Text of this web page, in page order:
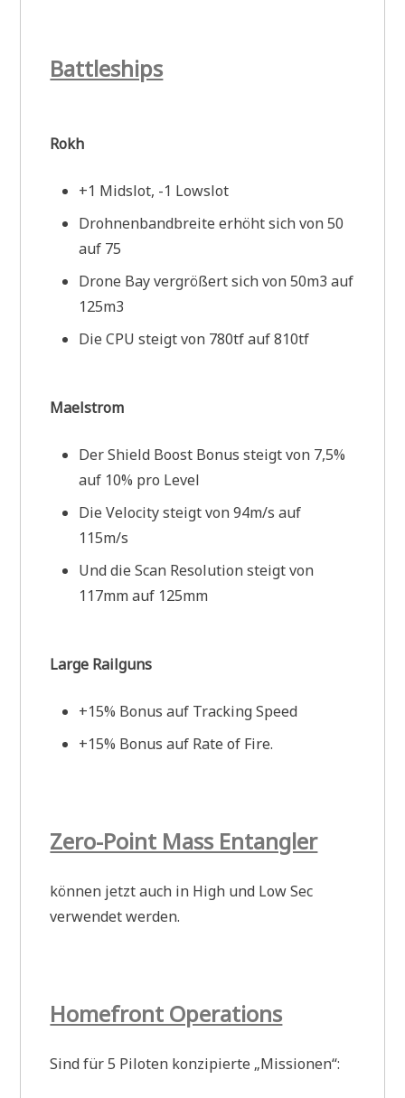
Battleships
Rokh
+1 Midslot, -1 Lowslot
Drohnenbandbreite erhöht sich von 50
auf 75
Drone Bay vergrößert sich von 50m3 auf
125m3
Die CPU steigt von 780tf auf 810tf
Maelstrom
Der Shield Boost Bonus steigt von 7,5%
auf 10% pro Level
Die Velocity steigt von 94m/s auf
115m/s
Und die Scan Resolution steigt von
117mm auf 125mm
Large Railguns
+15% Bonus auf Tracking Speed
+15% Bonus auf Rate of Fire.
Zero-Point Mass Entangler
können jetzt auch in High und Low Sec
verwendet werden.
Homefront Operations
Sind für 5 Piloten konzipierte „Missionen“: